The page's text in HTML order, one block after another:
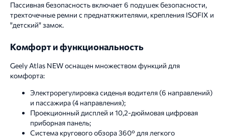
Пассивная безопасность включает 6 подушек безопасности,
трехточечные ремни с преднатяжителями, крепления ISOFIX и
"детский" замок.
Комфорт и функциональность
Geely Atlas NEW оснащен множеством функций для
комфорта:
Электрорегулировка сиденья водителя (6 направлений)
и пассажира (4 направления);
Проекционный дисплей и 10,2-дюймовая цифровая
приборная панель;
Система кругового обзора 360° для легкого